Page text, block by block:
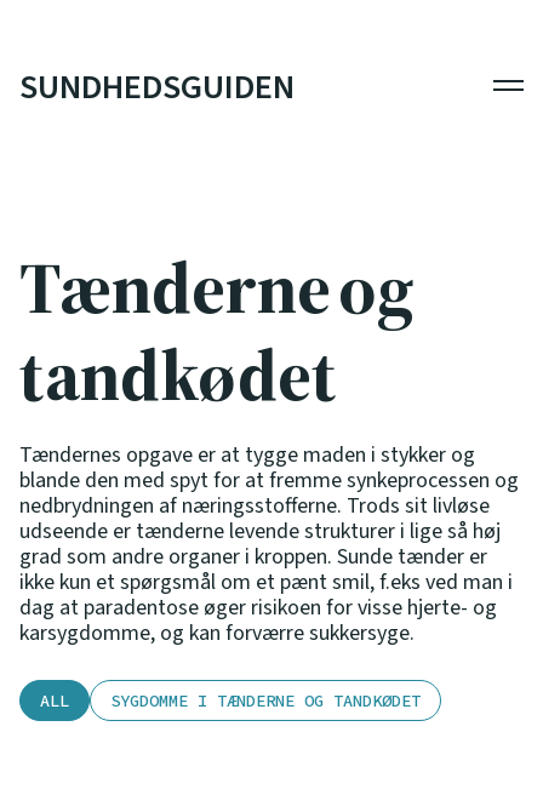
SUNDHEDSGUIDEN
Tænderne og
tandkødet
Tændernes opgave er at tygge maden i stykker og
blande den med spyt for at fremme synkeprocessen og
nedbrydningen af næringsstofferne. Trods sit livløse
udseende er tænderne levende strukturer i lige så høj
grad som andre organer i kroppen. Sunde tænder er
ikke kun et spørgsmål om et pænt smil, f.eks ved man i
dag at paradentose øger risikoen for visse hjerte- og
karsygdomme, og kan forværre sukkersyge.
ALL SYGDOMME I TÆNDERNE OG TANDKØDET